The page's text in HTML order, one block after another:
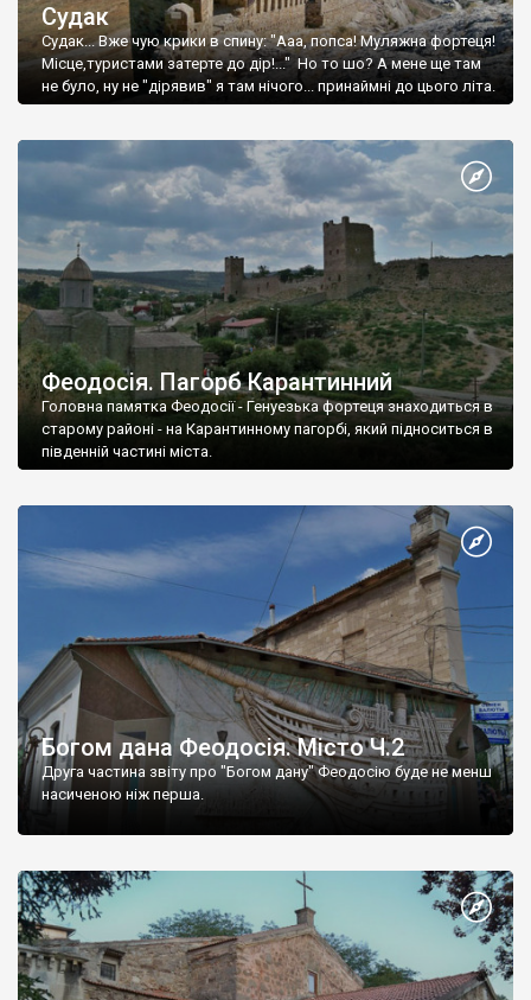
Судак
Судак... Вже чую крики в спину: "Ааа, попса! Муляжна фортеця!
Місце,туристами затерте до дір!..." Но то шо? А мене ще там
не було, ну не "дірявив" я там нічого... принаймні до цього літа.
Феодосія. Пагорб Карантинний
Головна памятка Феодосії - Генуезька фортеця знаходиться в
старому районі - на Карантинному пагорбі, який підноситься в
південній частині міста.
Богом дана Феодосія. Місто Ч.2
Друга частина звіту про "Богом дану" Феодосію буде не менш
насиченою ніж перша.